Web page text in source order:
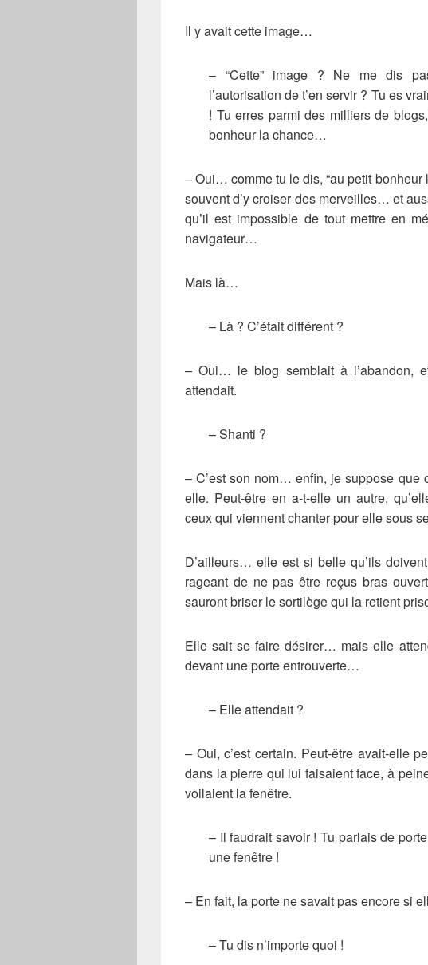
Il y avait cette image…
– “Cette” image ? Ne me dis
l’autorisation de t’en servir ? Tu es
! Tu erres parmi des milliers de
bonheur la chance…
– Oui… comme tu le dis, “au petit bonheur
souvent d’y croiser des merveilles… et
qu’il est impossible de tout mettre en
navigateur…
Mais là…
– Là ? C’était différent ?
– Oui… le blog semblait à l’abandon,
attendait.
– Shanti ?
– C’est son nom… enfin, je suppose que
elle. Peut-être en a-t-elle un autre,
ceux qui viennent chanter pour elle sous
D’ailleurs… elle est si belle qu’ils
rageant de ne pas être reçus bras
sauront briser le sortilège qui la retient
Elle sait se faire désirer… mais elle
devant une porte entrouverte…
– Elle attendait ?
– Oui, c’est certain. Peut-être avait-elle
dans la pierre qui lui faisaient face, à
voilaient la fenêtre.
– Il faudrait savoir ! Tu parlais de
une fenêtre !
– En fait, la porte ne savait pas encore si
– Tu dis n’importe quoi !